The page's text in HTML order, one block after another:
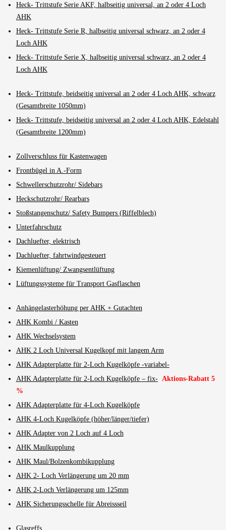
Heck- Trittstufe Serie AKF, halbseitig universal, an 2 oder 4 Loch
AHK
Heck- Trittstufe Serie R, halbseitig universal schwarz, an 2 oder 4
Loch AHK
Heck- Trittstufe Serie X, halbseitig universal schwarz, an 2 oder 4
Loch AHK
Heck- Trittstufe, beidseitig universal an 2 oder 4 Loch AHK, schwarz
(Gesamtbreite 1050mm)
Heck- Trittstufe, beidseitig universal an 2 oder 4 Loch AHK, Edelstahl
(Gesamtbreite 1200mm)
Zollverschluss für Kastenwagen
Frontbügel in A.-Form
Schwellerschutzrohr/ Sidebars
Heckschutzrohr/ Rearbars
Stoßstangenschutz/ Safety Bumpers (Riffelblech)
Unterfahrschutz
Dachluefter, elektrisch
Dachluefter, fahrtwindgesteuert
Kiemenlüftung/ Zwangsentlüftung
Lüftungssysteme für Transport Gasflaschen
Anhängelasterhöhung per AHK + Gutachten
AHK Kombi / Kasten
AHK Wechselsystem
AHK 2 Loch Universal Kugelkopf mit langem Arm
AHK Adapterplatte für 2-Loch Kugelköpfe -variabel-
AHK Adapterplatte für 2-Loch Kugelköpfe – fix-
Aktions-Rabatt 5
%
AHK Adapterplatte für 4-Loch Kugelköpfe
AHK 4-Loch Kugelköpfe (höher/länger/tiefer)
AHK Adapter von 2 Loch auf 4 Loch
AHK Maulkupplung
AHK Maul/Bolzenkombikupplung
AHK 2- Loch Verlängerung um 20 mm
AHK 2-Loch Verlängerung um 125mm
AHK Sicherungsschelle für Abreissseil
Glasreffs